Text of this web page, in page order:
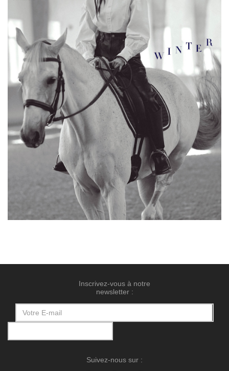
Inscrivez-vous à notre
newsletter :
Suivez-nous sur :